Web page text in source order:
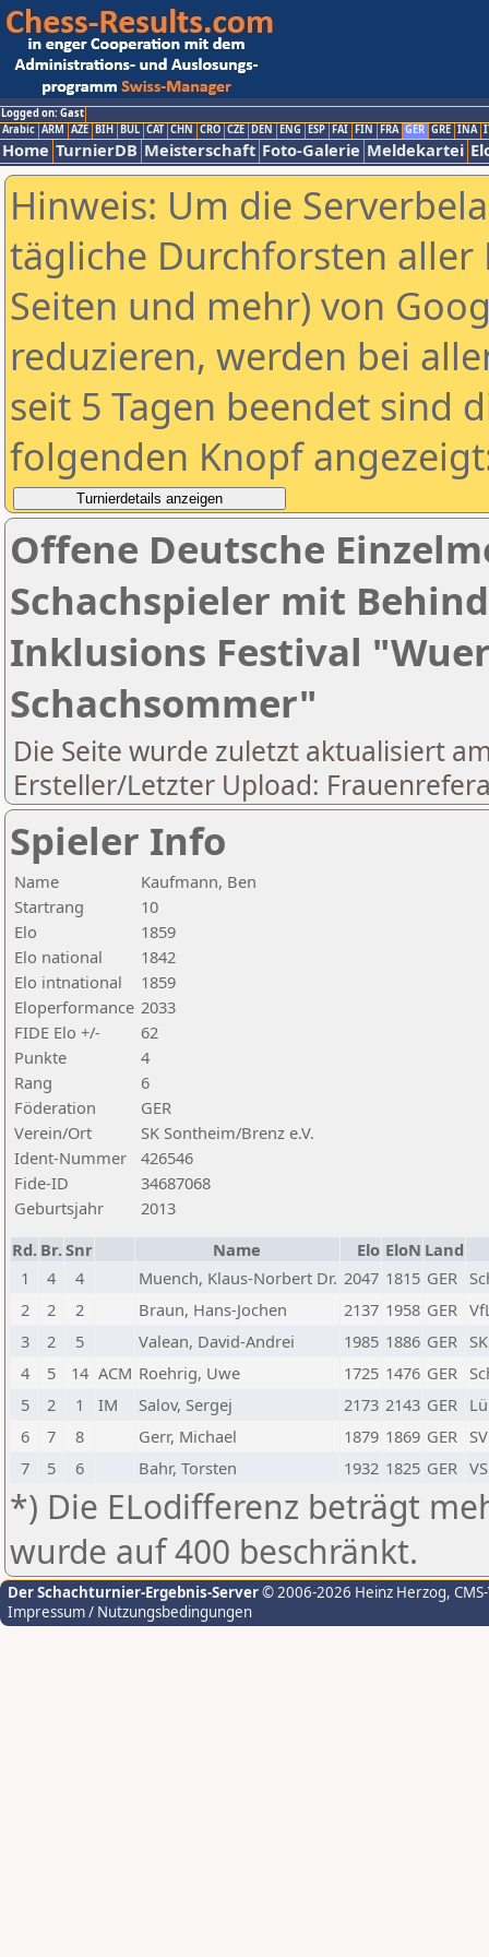
Logged on: Gast
Arabic ARM AZE BIH BUL CAT CHN CRO CZE DEN ENG ESP FAI FIN FRA GER GRE INA
Home TurnierDB Meisterschaft Foto-Galerie Meldekartei
Hinweis: Um die
tägliche Durchforsten aller
Seiten und mehr) von
reduzieren, werden bei
seit 5 Tagen beendet sind
folgenden Knopf
Offene Deutsche
Schachspieler mit
Inklusions Festival
Schachsommer"
Die Seite wurde zuletzt aktualisiert
Ersteller/Letzter Upload:
Spieler Info
Name
Kaufmann, Ben
Startrang
10
Elo
1859
Elo national
1842
Elo intnational
1859
Eloperformance 2033
FIDE Elo +/-
62
Punkte
4
Rang
6
Föderation
GER
Verein/Ort
SK Sontheim/Brenz e.V.
Ident-Nummer
426546
Fide-ID
34687068
Geburtsjahr
2013
Rd. Br.Snr Name Elo EloN Land
1
4 4 Muench, Klaus-Norbert Dr. 2047 1815 GER
2
2 2 Braun, Hans-Jochen 2137 1958 GER
3
2 5 Valean, David-Andrei 1985 1886 GER
4
5 14 ACM Roehrig, Uwe 1725 1476 GER
5
2 1 IM Salov, Sergej 2173 2143 GER
6
7 8 Gerr, Michael 1879 1869 GER
7
5 6 Bahr, Torsten 1932 1825 GER
*) Die ELodifferenz beträgt
wurde auf 400 beschränkt.
Der Schachturnier-Ergebnis-Server© 2006-2026 Heinz Herzog,
Impressum / Nutzungsbedingungen